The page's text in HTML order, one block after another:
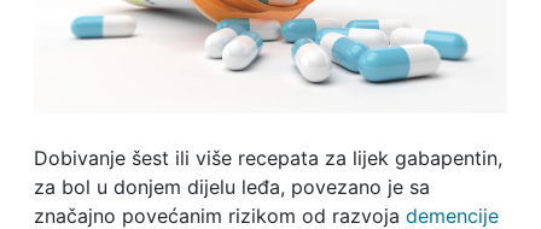
Dobivanje šest ili više recepata za lijek gabapentin,
za bol u donjem dijelu leđa, povezano je sa
značajno povećanim rizikom od razvoja demencije